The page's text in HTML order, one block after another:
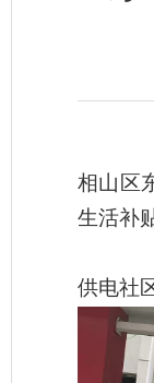
相山区
生活补
供电社